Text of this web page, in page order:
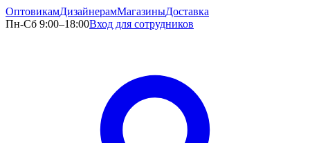
ОптовикамДизайнерамМагазиныДоставка
Пн-Сб 9:00–18:00Вход для сотрудников